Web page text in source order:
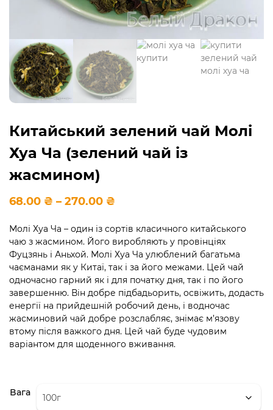
Китайський зелений чай Молі
Хуа Ча (зелений чай із
жасмином)
68.00 ₴ – 270.00 ₴
Діапазон
від
68.00 ₴
до
270.00 ₴
Молі Хуа Ча – один із сортів класичного китайського
чаю з жасмином. Його виробляють у провінціях
Фуцзянь і Аньхой. Молі Хуа Ча улюблений багатьма
чаєманами як у Китаї, так і за його межами. Цей чай
одночасно гарний як і для початку дня, так і по його
завершенню. Він добре підбадьорить, освіжить, додасть
енергії на прийдешній робочий день, і водночас
жасминовий чай добре розслабляє, знімає м’язову
втому після важкого дня. Цей чай буде чудовим
варіантом для щоденного вживання.
Вага